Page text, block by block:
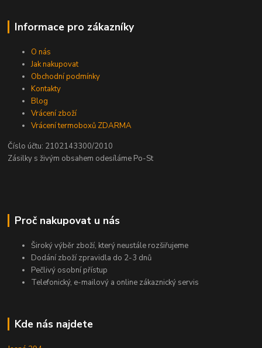
Informace pro zákazníky
O nás
Jak nakupovat
Obchodní podmínky
Kontakty
Blog
Vrácení zboží
Vrácení termoboxů ZDARMA
Číslo účtu: 2102143300/2010
Zásilky s živým obsahem odesíláme Po-St
Proč nakupovat u nás
Široký výběr zboží, který neustále rozšiřujeme
Dodání zboží zpravidla do 2-3 dnů
Pečlivý osobní přístup
Telefonický, e-mailový a online zákaznický servis
Kde nás najdete